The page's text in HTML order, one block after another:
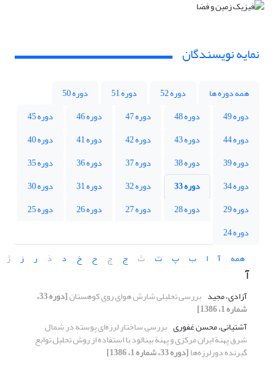
نمایه نویسندگان
همه دوره ها دوره 52 دوره 51
دوره 50
دوره 49
دوره 48 دوره 47 دوره 46
دوره 45
دوره 44
دوره 43 دوره 42 دوره 41
دوره 40
دوره 39
دوره 38 دوره 37 دوره 36
دوره 35
دوره 34
دوره 33 دوره 32 دوره 31
دوره 30
دوره 29
دوره 28 دوره 27 دوره 26
دوره 25
دوره 24
همه
آ ا ب پ ت ث ج چ ح خ د ذ ر ز ژ
آ
آزادی، مجید بررسی تحلیلی شارش هوای روی کوهستان [دوره 33،
شماره 1، 1386]
آشتیانی، محسن غفوری بررسی ساختار لرزه‌ای پوسته در شمال
شرق پهنة ایران مرکزی و پهنة بینالود با استفاده از روش تحلیل توابع
گیرنده دورلرزه‌ها[دوره 33، شماره 1، 1386]